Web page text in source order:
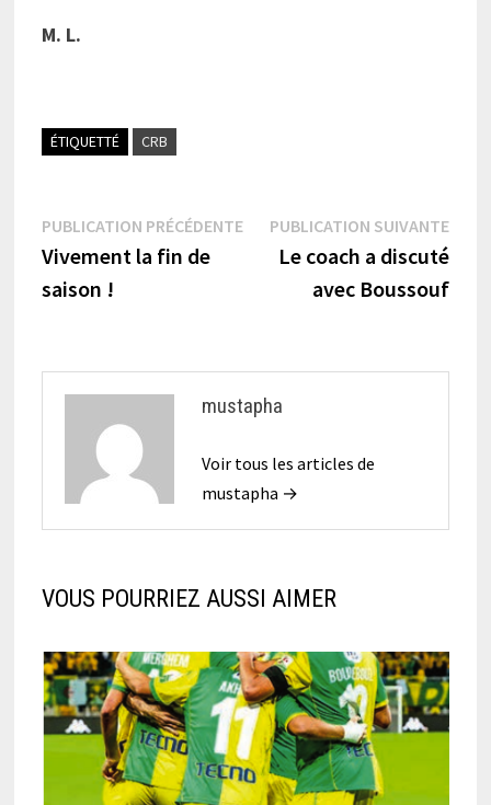
M. L.
ÉTIQUETTÉ CRB
Navigation
de
PUBLICATION PRÉCÉDENTEPublication
précédente :
Vivement la fin de
saison !
PUBLICATION SUIVANTE
Le coach a discuté
avec Boussouf
mustapha
Voir tous les articles de
mustapha →
VOUS POURRIEZ AUSSI AIMER